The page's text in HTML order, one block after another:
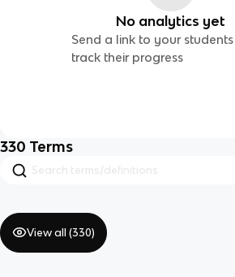
No analytics yet
Send a link to your
track their progress
330 Terms
View all (330)